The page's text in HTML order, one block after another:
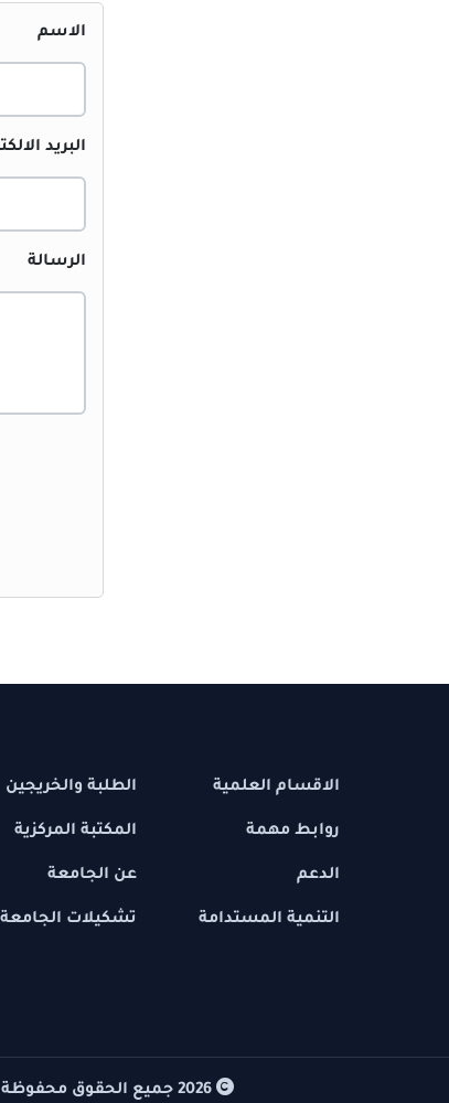
البريد الالكتروني
الاقسام العلمية
روابط مهمة
التنمية المستدامة
الطلبة والخريجين
المكتبة المركزية
عن الجامعة
تشكيلات الجامعة
جميع الحقوق محفوظة